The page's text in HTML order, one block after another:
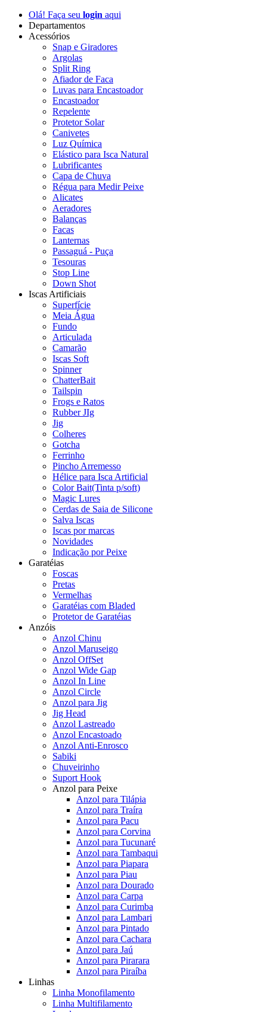
Olá! Faça seu login aqui
Departamentos
Acessórios
Snap e Giradores
Argolas
Split Ring
Afiador de Faca
Luvas para Encastoador
Encastoador
Repelente
Protetor Solar
Canivetes
Luz Química
Elástico para Isca Natural
Lubrificantes
Capa de Chuva
Régua para Medir Peixe
Alicates
Aeradores
Balanças
Facas
Lanternas
Passaguá - Puça
Tesouras
Stop Line
Down Shot
Iscas Artificiais
Superfície
Meia Água
Fundo
Articulada
Camarão
Iscas Soft
Spinner
ChatterBait
Tailspin
Frogs e Ratos
Rubber JIg
Jig
Colheres
Gotcha
Ferrinho
Pincho Arremesso
Hélice para Isca Artificial
Color Bait(Tinta p/soft)
Magic Lures
Cerdas de Saia de Silicone
Salva Iscas
Iscas por marcas
Novidades
Indicação por Peixe
Garatéias
Foscas
Pretas
Vermelhas
Garatéias com Bladed
Protetor de Garatéias
Anzóis
Anzol Chinu
Anzol Maruseigo
Anzol OffSet
Anzol Wide Gap
Anzol In Line
Anzol Circle
Anzol para Jig
Jig Head
Anzol Lastreado
Anzol Encastoado
Anzol Anti-Enrosco
Sabiki
Chuveirinho
Suport Hook
Anzol para Peixe
Anzol para Tilápia
Anzol para Traíra
Anzol para Pacu
Anzol para Corvina
Anzol para Tucunaré
Anzol para Tambaqui
Anzol para Piapara
Anzol para Piau
Anzol para Dourado
Anzol para Carpa
Anzol para Curimba
Anzol para Lambari
Anzol para Pintado
Anzol para Cachara
Anzol para Jaú
Anzol para Pirarara
Anzol para Piraíba
Linhas
Linha Monofilamento
Linha Multifilamento